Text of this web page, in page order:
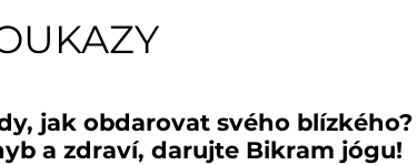
jak obdarovat svého blízkého?
a zdraví, darujte Bikram jógu!